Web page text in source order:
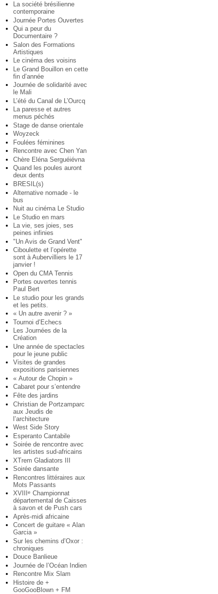
La société brésilienne
contemporaine
Journée Portes Ouvertes
Qui a peur du
Documentaire ?
Salon des Formations
Artistiques
Le cinéma des voisins
Le Grand Bouillon en cette
fin d’année
Journée de solidarité avec
le Mali
L’été du Canal de L’Ourcq
La paresse et autres
menus péchés
Stage de danse orientale
Woyzeck
Foulées féminines
Rencontre avec Chen Yan
Chère Eléna Serguéiévna
Quand les poules auront
deux dents
BRESIL(s)
Alternative nomade - le
bus
Nuit au cinéma Le Studio
Le Studio en mars
La vie, ses joies, ses
peines infinies
"Un Avis de Grand Vent"
Ciboulette et l’opérette
sont à Aubervilliers le 17
janvier !
Open du CMA Tennis
Portes ouvertes tennis
Paul Bert
Le studio pour les grands
et les petits.
« Un autre avenir ? »
Tournoi d’Echecs
Les Journées de la
Création
Une année de spectacles
pour le jeune public
Visites de grandes
expositions parisiennes
« Autour de Chopin »
Cabaret pour s’entendre
Fête des jardins
Christian de Portzamparc
aux Jeudis de
l’architecture
West Side Story
Esperanto Cantabile
Soirée de rencontre avec
les artistes sud-africains
XTrem Gladiators III
Soirée dansante
Rencontres littéraires aux
Mots Passants
XVIII
e Championnat
départemental de Caisses
à savon et de Push cars
Après-midi africaine
Concert de guitare « Alan
Garcia »
Sur les chemins d’Oxor :
chroniques
Douce Banlieue
Journée de l’Océan Indien
Rencontre Mix Slam
Histoire de +
GooGooBlown + FM